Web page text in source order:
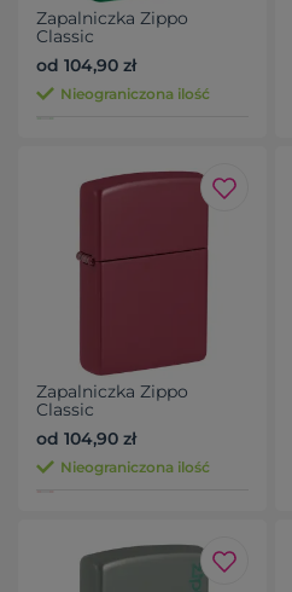
Zapalniczka Zippo
Classic
od 104,90 zł
Nieograniczona ilość
Zapalniczka Zippo
Classic
od 104,90 zł
Nieograniczona ilość